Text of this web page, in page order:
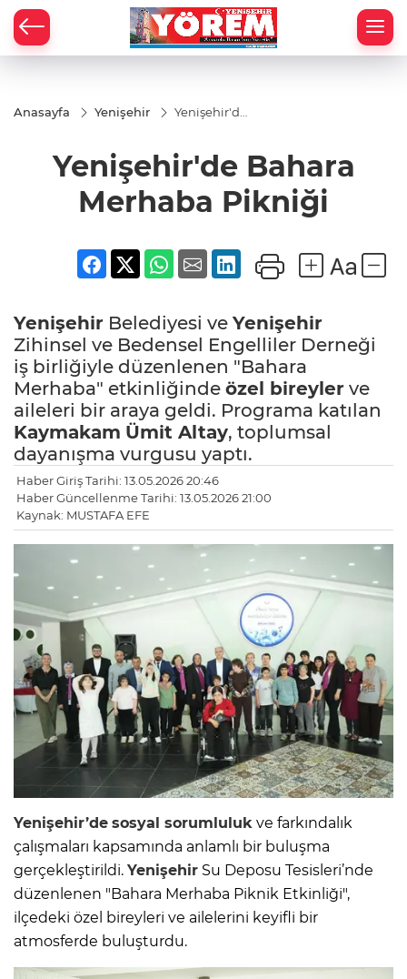
Anasayfa Yenişehir
Yenişehir'de
Pikniği
Yenişehir'de Bahara
Merhaba Pikniği
Yenişehir Belediyesi ve Yenişehir
Zihinsel ve Bedensel Engelliler Derneği
iş birliğiyle düzenlenen "Bahara
Merhaba" etkinliğinde özel bireyler ve
aileleri bir araya geldi. Programa katılan
Kaymakam Ümit Altay, toplumsal
dayanışma vurgusu yaptı.
Haber Giriş Tarihi: 13.05.2026 20:46
Haber Güncellenme Tarihi: 13.05.2026 21:00
Kaynak: MUSTAFA EFE
Yenişehir’de sosyal sorumluluk ve farkındalık
çalışmaları kapsamında anlamlı bir buluşma
gerçekleştirildi. Yenişehir Su Deposu Tesisleri’nde
düzenlenen "Bahara Merhaba Piknik Etkinliği",
ilçedeki özel bireyleri ve ailelerini keyifli bir
atmosferde buluşturdu.